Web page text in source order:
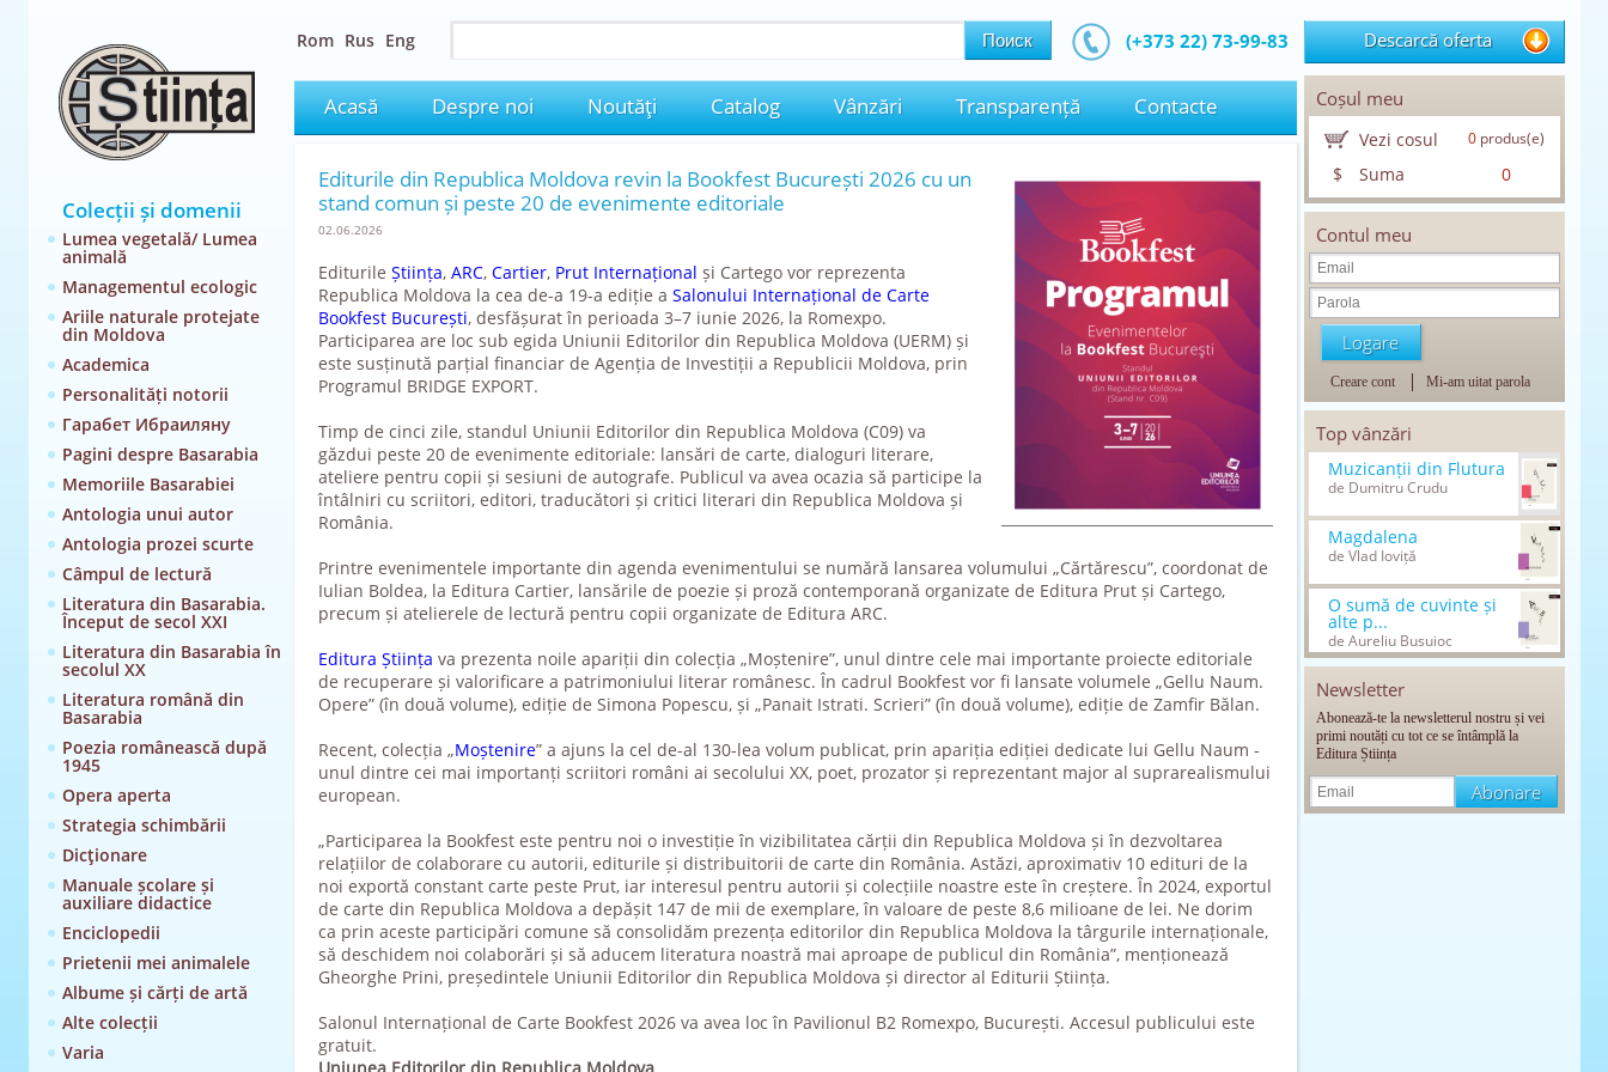
Colecții și domenii
Lumea vegetală/ Lumea
animală
Managementul ecologic
Ariile naturale protejate
din Moldova
Academica
Personalități notorii
Гарабет Ибраиляну
Pagini despre Basarabia
Memoriile Basarabiei
Antologia unui autor
Antologia prozei scurte
Câmpul de lectură
Literatura din Basarabia.
Început de secol XXI
Literatura din Basarabia în
secolul XX
Literatura română din
Basarabia
Poezia românească după
1945
Opera aperta
Strategia schimbării
Dicţionare
Manuale școlare și
auxiliare didactice
Enciclopedii
Prietenii mei animalele
Albume și cărți de artă
Alte colecții
Varia
Rom Rus Eng (+373 22) 73-99-83
Acasă Despre noi Noutăţi Catalog Vânzări Transparență Contacte
Editurile din Republica Moldova revin la Bookfest București 2026 cu un
stand comun și peste 20 de evenimente editoriale
02.06.2026
Editurile Știința, ARC, Cartier, Prut Internațional și Cartego vor reprezenta
Republica Moldova la cea de-a 19-a ediție a Salonului Internațional de Carte
Bookfest București, desfășurat în perioada 3–7 iunie 2026, la Romexpo.
Participarea are loc sub egida Uniunii Editorilor din Republica Moldova (UERM) și
este susținută parțial financiar de Agenția de Investiții a Republicii Moldova, prin
Programul BRIDGE EXPORT.
Timp de cinci zile, standul Uniunii Editorilor din Republica Moldova (C09) va
găzdui peste 20 de evenimente editoriale: lansări de carte, dialoguri literare,
ateliere pentru copii și sesiuni de autografe. Publicul va avea ocazia să participe la
întâlniri cu scriitori, editori, traducători și critici literari din Republica Moldova și
România.
Printre evenimentele importante din agenda evenimentului se numără lansarea volumului „Cărtărescu”, coordonat de
Iulian Boldea, la Editura Cartier, lansările de poezie și proză contemporană organizate de Editura Prut și Cartego,
precum și atelierele de lectură pentru copii organizate de Editura ARC.
Editura Știința va prezenta noile apariții din colecția „Moștenire”, unul dintre cele mai importante proiecte editoriale
de recuperare și valorificare a patrimoniului literar românesc. În cadrul Bookfest vor fi lansate volumele „Gellu Naum.
Opere” (în două volume), ediție de Simona Popescu, și „Panait Istrati. Scrieri” (în două volume), ediție de Zamfir Bălan.
Recent, colecția „Moștenire” a ajuns la cel de-al 130-lea volum publicat, prin apariția ediției dedicate lui Gellu Naum -
unul dintre cei mai importanți scriitori români ai secolului XX, poet, prozator și reprezentant major al suprarealismului
european.
„Participarea la Bookfest este pentru noi o investiție în vizibilitatea cărții din Republica Moldova și în dezvoltarea
relațiilor de colaborare cu autorii, editurile și distribuitorii de carte din România. Astăzi, aproximativ 10 edituri de la
noi exportă constant carte peste Prut, iar interesul pentru autorii și colecțiile noastre este în creștere. În 2024, exportul
de carte din Republica Moldova a depășit 147 de mii de exemplare, în valoare de peste 8,6 milioane de lei. Ne dorim
ca prin aceste participări comune să consolidăm prezența editorilor din Republica Moldova la târgurile internaționale,
să deschidem noi colaborări și să aducem literatura noastră mai aproape de publicul din România”, menționează
Gheorghe Prini, președintele Uniunii Editorilor din Republica Moldova și director al Editurii Știința.
Salonul Internațional de Carte Bookfest 2026 va avea loc în Pavilionul B2 Romexpo, București. Accesul publicului este
gratuit.
Descarcă oferta
Coșul meu
Vezi cosul 0produs(e)
$ Suma 0
Contul meu
Creare cont Mi-am uitat parola
Top vânzări
Muzicanții din Flutura
de Dumitru Crudu
Magdalena
de Vlad Ioviță
O sumă de cuvinte și
alte p...
de Aureliu Busuioc
Newsletter
Abonează-te la newsletterul nostru și vei
primi noutăți cu tot ce se întâmplă la
Editura Știința